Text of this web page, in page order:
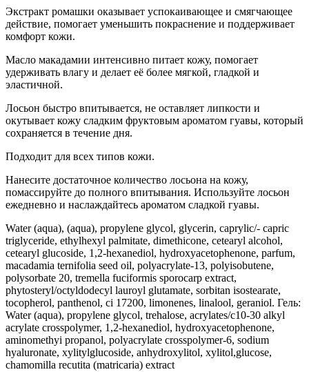
Экстракт ромашки оказывает успокаивающее и смягчающее
действие, помогает уменьшить покраснение и поддерживает
комфорт кожи.
Масло макадамии интенсивно питает кожу, помогает
удерживать влагу и делает её более мягкой, гладкой и
эластичной.
Лосьон быстро впитывается, не оставляет липкости и
окутывает кожу сладким фруктовым ароматом гуавы, который
сохраняется в течение дня.
Подходит для всех типов кожи.
Нанесите достаточное количество лосьона на кожу,
помассируйте до полного впитывания. Используйте лосьон
ежедневно и наслаждайтесь ароматом сладкой гуавы.
Water (aqua), (aqua), propylene glycol, glycerin, caprylic/- capric
triglyceride, ethylhexyl palmitate, dimethicone, cetearyl alcohol,
cetearyl glucoside, 1,2-hexanediol, hydroxyacetophenone, parfum,
macadamia ternifolia seed oil, polyacrylate-13, polyisobutene,
polysorbate 20, tremella fuciformis sporocarp extract,
phytosteryl/octyldodecyl lauroyl glutamate, sorbitan isostearate,
tocopherol, panthenol, ci 17200, limonenes, linalool, geraniol. Гель:
Water (aqua), propylene glycol, trehalose, acrylates/c10-30 alkyl
acrylate crosspolymer, 1,2-hexanediol, hydroxyacetophenone,
aminomethyi propanol, polyacrylate crosspolymer-6, sodium
hyaluronate, xylitylglucoside, anhydroxylitol, xylitol,glucose,
chamomilla recutita (matricaria) extract